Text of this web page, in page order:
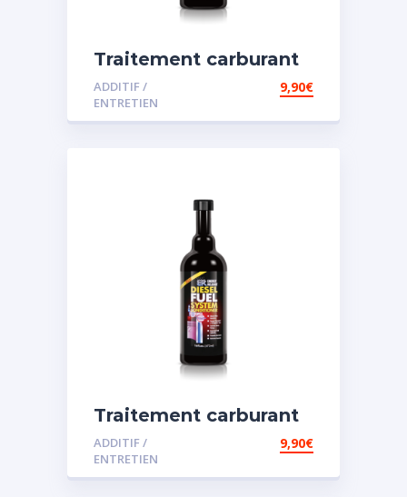
Traitement carburant
diesel et essence
ADDITIF /
ENTRETIEN
9,90€
Traitement carburant
spécial diesel
ADDITIF /
ENTRETIEN
9,90€